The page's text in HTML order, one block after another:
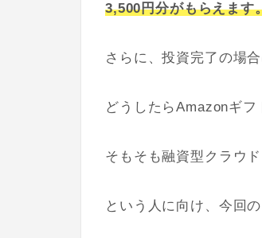
3,500円分がもらえます
さらに、投資完了の場
どうしたらAmazonギフ
そもそも融資型クラウ
という人に向け、今回